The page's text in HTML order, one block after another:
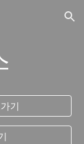
Skip to navigation
기